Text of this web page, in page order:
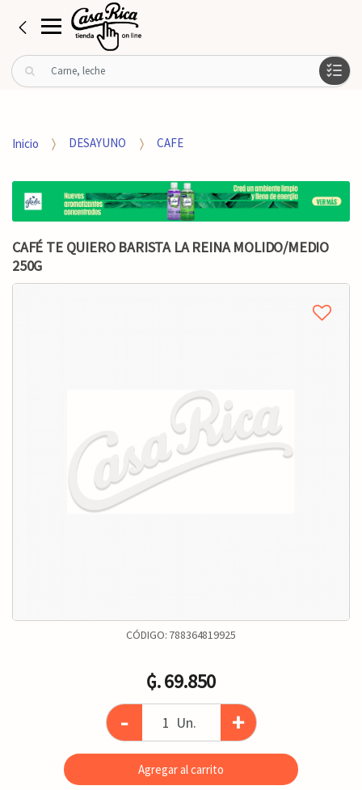
B
u
r
o
Inicio DESAYUNO CAFE
CAFÉ TE QUIERO BARISTA LA REINA MOLIDO/MEDIO
250G
CÓDIGO: 788364819925
₲. 69.850
- Un. +
Agregar al carrito